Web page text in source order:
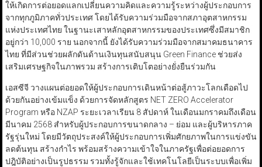
ให้เกิดการต่อยอดแลกเปลี่ยนความคิดและความรู้ระหว่างผู้ประกอบการ
จากทุกภูมิภาคทั่วประเทศ โดยได้รับความร่วมมือจากสภาอุตสาหกรรม
แห่งประเทศไทย ในฐานะเสาหลักอุตสาหกรรมของประเทศซึ่งมีสมาชิก
อยู่กว่า 10,000 ราย นอกจากนี้ ยังได้รับความร่วมมือจากสมาคมธนาคาร
ไทย ที่มีส่วนช่วยผลักดันด้านเงินทุนสนับสนุน Green Finance ช่วยส่ง
เสริมเศรษฐกิจในภาพรวม สร้างการเติบโตอย่างยั่งยืนร่วมกัน
เอสซีจี วางแผนต่อยอดให้ผู้ประกอบการเดินหน้าต่อสู้ภาวะโลกเดือดไป
ด้วยกันอย่างเข้มแข็ง ด้วยการจัดหลักสูตร NET ZERO Accelerator
Program หรือ NZAP ระยะเวลาเรียน 8 สัปดาห์ ในเดือนมกราคมถึงเดือน
มีนาคม 2568 สำหรับผู้ประกอบการขนาดกลาง – ย่อม และผู้บริหารภาค
รัฐรุ่นใหม่ โดยมีวัตถุประสงค์ให้ผู้ประกอบการเพิ่มศักยภาพในการแข่งขัน
ลดต้นทุน สร้างกำไร พร้อมสร้างความเข้าใจในภาครัฐเพื่อต่อยอดการ
ปฎิบัติอย่างเป็นรูปธรรม รวมทั้งรู้จักและใช้เทคโนโลยีเป็นระบบเพื่อเพิ่ม